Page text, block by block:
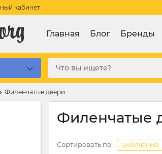
кабинет
Главная Блог Бренды
Филенчатые двери
Филенчатые
Сортировать по: умолчанию